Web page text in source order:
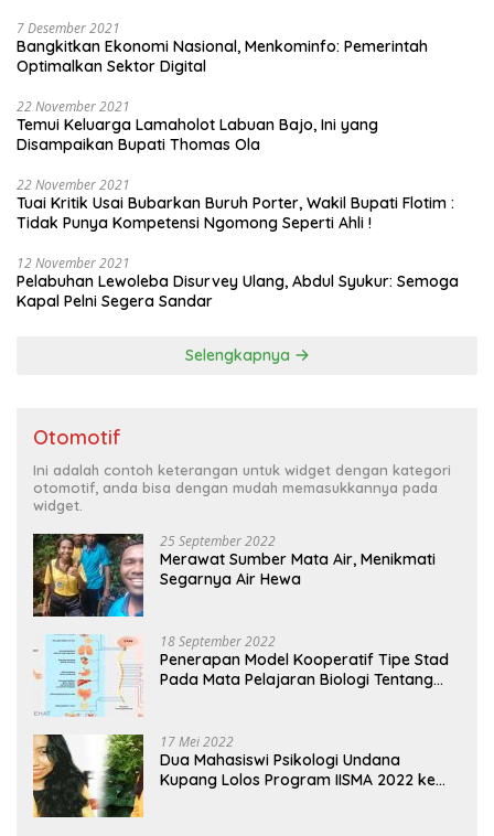
7 Desember 2021
Bangkitkan Ekonomi Nasional, Menkominfo: Pemerintah
Optimalkan Sektor Digital
22 November 2021
Temui Keluarga Lamaholot Labuan Bajo, Ini yang
Disampaikan Bupati Thomas Ola
22 November 2021
Tuai Kritik Usai Bubarkan Buruh Porter, Wakil Bupati Flotim :
Tidak Punya Kompetensi Ngomong Seperti Ahli !
12 November 2021
Pelabuhan Lewoleba Disurvey Ulang, Abdul Syukur: Semoga
Kapal Pelni Segera Sandar
Selengkapnya
Otomotif
Ini adalah contoh keterangan untuk widget dengan kategori
otomotif, anda bisa dengan mudah memasukkannya pada
widget.
25 September 2022
Merawat Sumber Mata Air, Menikmati
Segarnya Air Hewa
18 September 2022
Penerapan Model Kooperatif Tipe Stad
Pada Mata Pelajaran Biologi Tentang
17 Mei 2022
Dua Mahasiswi Psikologi Undana
Kupang Lolos Program IISMA 2022 ke